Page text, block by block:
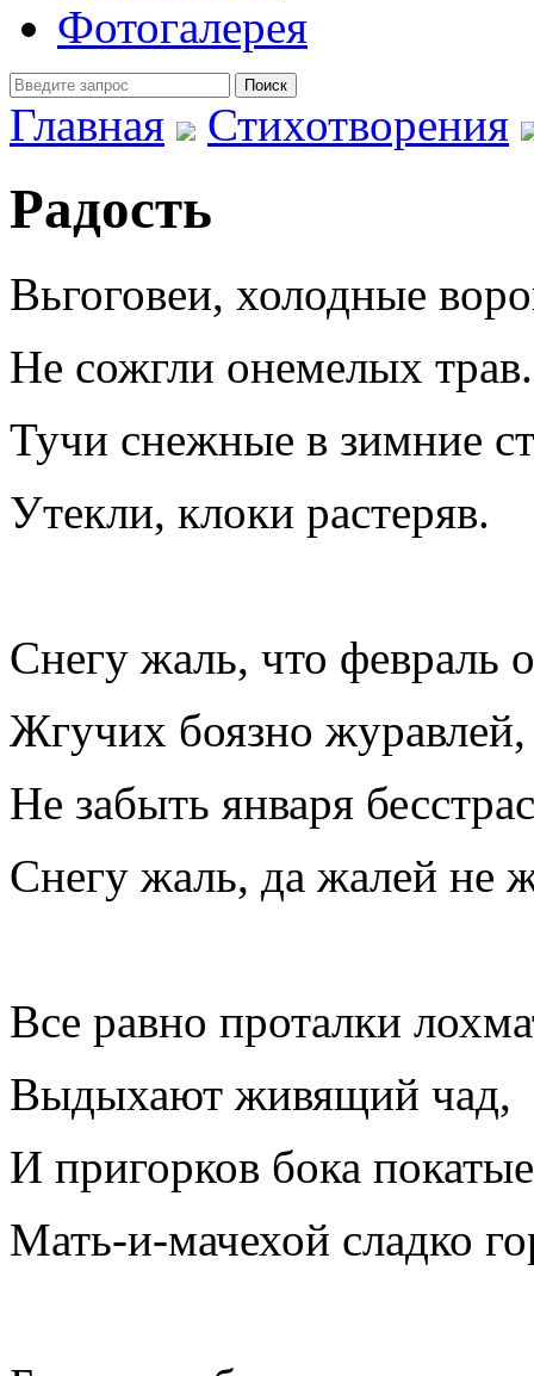
Фотогалерея
Главная
Стихотворения
Радость
Вьгоговеи, холодные
Не сожгли онемелых трав.
Тучи снежные в зимние
Утекли, клоки растеряв.
Снегу жаль, что февраль
Жгучих боязно журавлей,
Не забыть января
Снегу жаль, да жалей не
Все равно проталки
Выдыхают живящий чад,
И пригорков бока покатые
Мать-и-мачехой сладко